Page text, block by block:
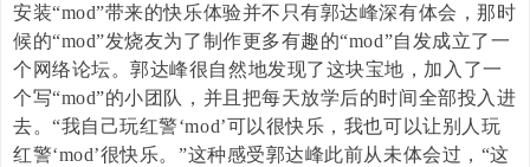
安装“mod”带来的快乐体验并不只有郭达峰深有体会，那时
候的“mod”发烧友为了制作更多有趣的“mod”自发成立了一
个网络论坛。郭达峰很自然地发现了这块宝地，加入了一
个写“mod”的小团队，并且把每天放学后的时间全部投入进
去。“我自己玩红警‘mod’可以很快乐，我也可以让别人玩
红警‘mod’很快乐。”这种感受郭达峰此前从未体会过，“这